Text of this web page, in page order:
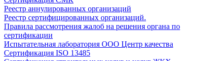
Реестр аннулированных организаций
Реестр сертифицированных организаций.
Правила рассмотрения жалоб на решения органа по
сертификации
Испытательная лаборатория ООО Центр качества
Сертификация ISO 13485